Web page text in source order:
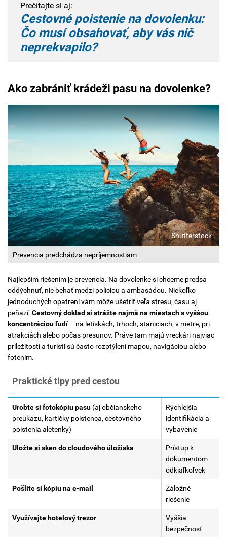
Prečítajte si aj:
Cestovné poistenie na dovolenku:
Čo musí obsahovať, aby vás nič
neprekvapilo?
Ako zabrániť krádeži pasu na dovolenke?
Prevencia predchádza nepríjemnostiam
Shutterstock
Najlepším riešením je prevencia. Na dovolenke si chceme predsa
oddýchnuť, nie behať medzi políciou a ambasádou. Niekoľko
jednoduchých opatrení vám môže ušetriť veľa stresu, času aj
peňazí. Cestovný doklad si strážte najmä na miestach s vyššou
koncentráciou ľudí– na letiskách, trhoch, staniciach, v metre, pri
atrakciách alebo počas presunov. Práve tam majú vreckári najviac
príležitostí a turisti sú často rozptýlení mapou, navigáciou alebo
fotením.
Praktické tipy pred cestou
Urobte si fotokópiu pasu (aj občianskeho
preukazu, kartičky poistenca, cestovného
poistenia aletenky)
Rýchlejšia
identifikácia a
vybavenie
Uložte si sken do cloudového úložiska
Prístup k
dokumentom
odkiaľkoľvek
Pošlite si kópiu na e-mail
Záložné
riešenie
Využívajte hotelový trezor
Vyššia
bezpečnosť